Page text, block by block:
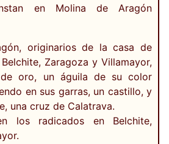
en Molina de Aragón
originarios de la casa de
Zaragoza y Villamayor,
oro, un águila de su color
en sus garras, un castillo, y
una cruz de Calatrava.
los radicados en Belchite,